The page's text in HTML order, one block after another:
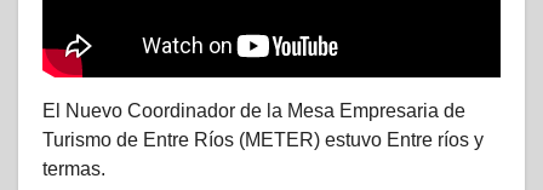
El Nuevo Coordinador de la Mesa Empresaria de
Turismo de Entre Ríos (METER) estuvo Entre ríos y
termas.